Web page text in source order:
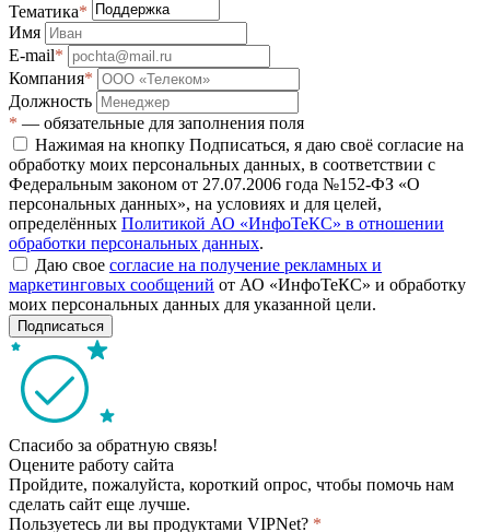
Тематика*
Имя
E-mail*
Компания*
Должность
* — обязательные для заполнения поля
Нажимая на кнопку Подписаться, я даю своё согласие на
обработку моих персональных данных, в соответствии с
Федеральным законом от 27.07.2006 года №152-ФЗ «О
персональных данных», на условиях и для целей,
определённых Политикой АО «ИнфоТеКС» в отношении
обработки персональных данных.
Даю свое согласие на получение рекламных и
маркетинговых сообщений от АО «ИнфоТеКС» и обработку
моих персональных данных для указанной цели.
Подписаться
Спасибо за обратную связь!
Оцените работу сайта
Пройдите, пожалуйста, короткий опрос, чтобы помочь нам
сделать сайт еще лучше.
Пользуетесь ли вы продуктами VIPNet? *